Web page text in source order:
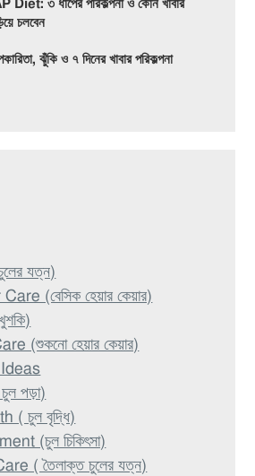
৩ ধাপের পরিকল্পনা ও কোন খাবার
চলবেন
ঝুঁকি ও ৭ দিনের খাবার পরিকল্পনা
যত্ন)
(বেসিক হেয়ার কেয়ার)
(শুকনো হেয়ার কেয়ার)
পড়া)
( চুল বৃদ্ধি)
(চুল চিকিৎসা)
( তৈলাক্ত চুলের যত্ন)